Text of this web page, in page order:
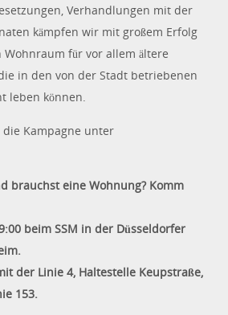
Verhandlungen mit der
kämpfen wir mit großem Erfolg
für vor allem ältere
in den von der Stadt betriebenen
leben können.
Kampagne unter
brauchst eine Wohnung? Komm
beim SSM in der Düsseldorfer
der Linie 4, Haltestelle Keupstraße,
153.